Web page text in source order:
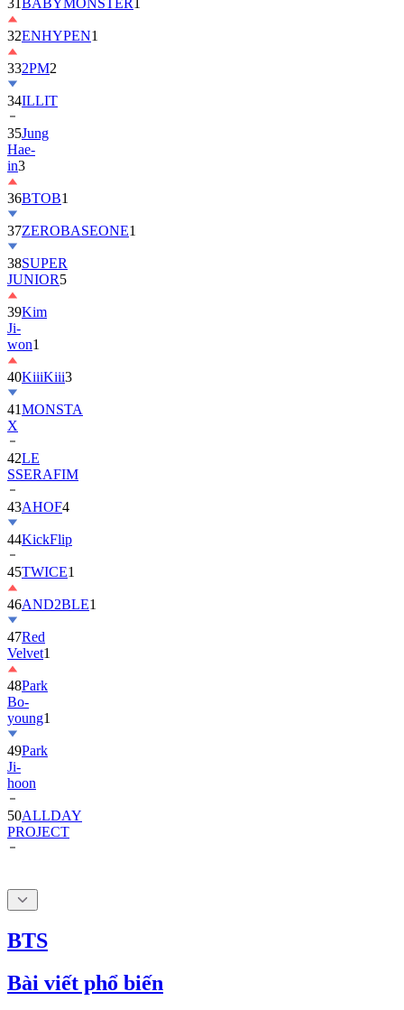
32 ENHYPEN1
332PM2
34ILLIT
35Jung
Hae-
in3
36BTOB
37ZEROBASEONE
38SUPER
JUNIOR
39Kim
Ji-
won1
40KiiiKiii
41MONSTA
X
42
SSERAFIM
43AHOF4
44KickFlip
45TWICE1
46AND2BLE
47Red
Velvet
48Park
Bo-
young1
49Park
Ji-
hoon
50ALLDAY
PROJECT
BTS
Bài viết phổ biến